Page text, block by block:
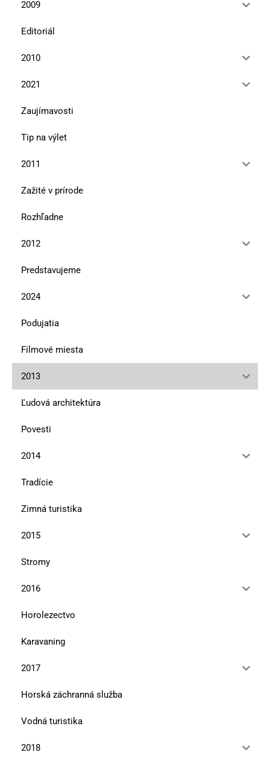
2009
Editoriál
2010
2021
Zaujímavosti
Tip na výlet
2011
Zažité v prírode
Rozhľadne
2012
Predstavujeme
2024
Podujatia
Filmové miesta
2013
Ľudová architektúra
Povesti
2014
Tradície
Zimná turistika
2015
Stromy
2016
Horolezectvo
Karavaning
2017
Horská záchranná služba
Vodná turistika
2018